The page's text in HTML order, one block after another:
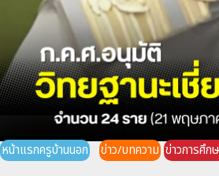
หน้าแรกครูบ้านนอก ข่าว/บทความ ข่าวการศึก